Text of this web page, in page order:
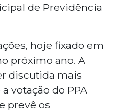
de Previdência
hoje fixado em
próximo ano. A
discutida mais
votação do PPA
prevê os